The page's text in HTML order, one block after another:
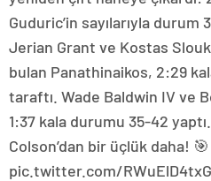
Guduric’in sayılarıyla
Jerian Grant ve Kostas
bulan Panathinaikos, 2:29
taraftı. Wade Baldwin IV ve
1:37 kala durumu 35-42
Colson’dan bir üçlük daha!
pic.twitter.com/